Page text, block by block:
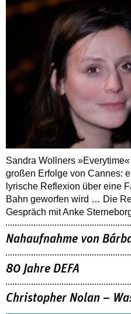
Sandra Wollners
großen Erfolge von Cannes:
lyrische Reflexion über eine
Bahn geworfen wird … Die
Gespräch mit Anke
Nahaufnahme von
80 Jahre DEFA
Christopher Nolan –